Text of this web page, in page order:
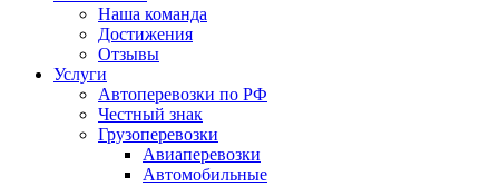
Наша команда
Достижения
Отзывы
Услуги
Автоперевозки по РФ
Честный знак
Грузоперевозки
Авиаперевозки
Автомобильные